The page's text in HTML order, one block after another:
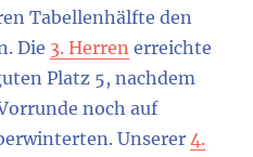
Tabellenhälfte den
Die 3. Herren erreichte
Platz 5, nachdem
noch auf
Unserer4.